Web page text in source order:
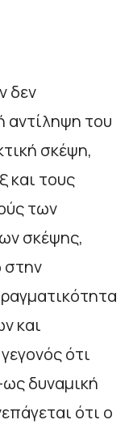
δεν
αντίληψη του
σκέψη,
και τους
των
σκέψης,
στην
και
ότι
δυναμική
ότι ο